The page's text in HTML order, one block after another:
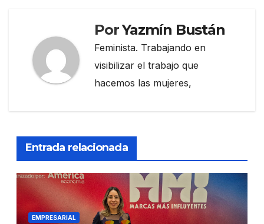
PorYazmín Bustán
Feminista. Trabajando en
visibilizar el trabajo que
hacemos las mujeres,
Entrada relacionada
EMPRESARIAL